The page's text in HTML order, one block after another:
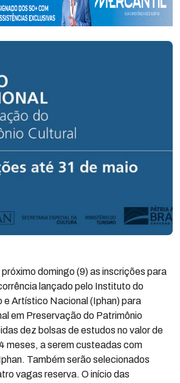
domingo (9) as inscrições para
lançado pelo Instituto do
e Artístico Nacional (Iphan) para
em Preservação do Patrimônio
dez bolsas de estudos no valor de
meses, a serem custeadas com
Também serão selecionados
vagas reserva. O início das